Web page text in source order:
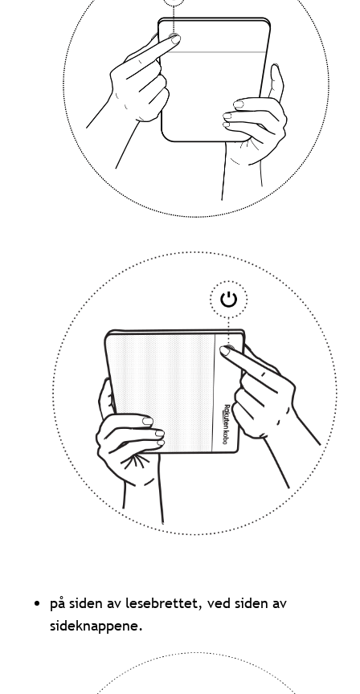
på siden av lesebrettet, ved siden av
sideknappene.